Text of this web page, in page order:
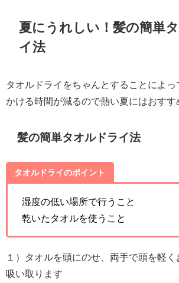
夏にうれしい！髪の簡単
イ法
タオルドライをちゃんとすることによ
かける時間が減るので熱い夏にはおすす
髪の簡単タオルドライ法
タオルドライのポイント
湿度の低い場所で行うこと
乾いたタオルを使うこと
１）タオルを頭にのせ、両手で頭を軽
吸い取ります